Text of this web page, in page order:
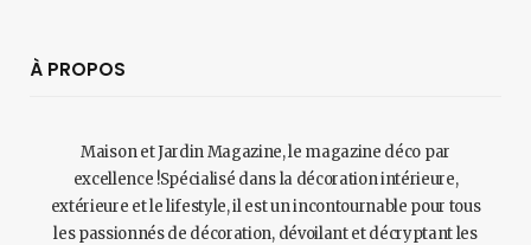
À PROPOS
Maison et Jardin Magazine, le magazine déco par
excellence !Spécialisé dans la décoration intérieure,
extérieure et le lifestyle, il est un incontournable pour tous
les passionnés de décoration, dévoilant et décryptant les